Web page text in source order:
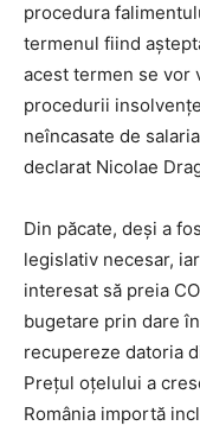
procedura
termenul fiind
acest termen se vor
procedurii
neîncasate de
declarat Nicolae
Din păcate, deși a
legislativ necesar,
interesat să preia
bugetare prin dare
recupereze datoria
Prețul oțelului a
România importă